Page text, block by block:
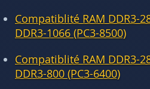
Compatiblité RAM DDR3-
DDR3-1066 (PC3-8500)
Compatiblité RAM DDR3-
DDR3-800 (PC3-6400)